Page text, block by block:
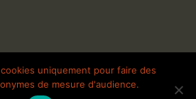
| Tous droits réservés | Mentions légales
Galerie photo
uniquement pour faire des
de mesure d'audience.